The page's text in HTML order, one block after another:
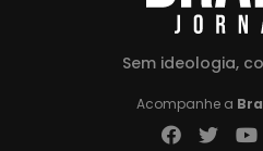
Sem ideologia,
Acompanhe a